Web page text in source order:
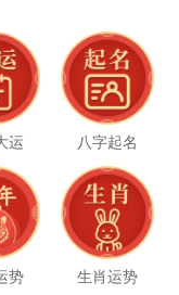
运 八字起名
势 生肖运势